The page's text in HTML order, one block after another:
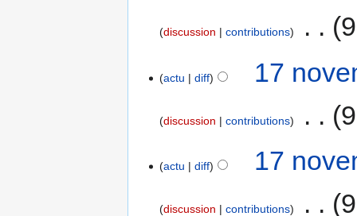
discussion contributions
actu diff 17
discussion contributions
actu diff 17
discussion contributions